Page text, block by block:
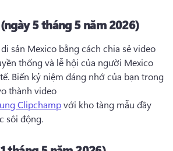
5 tháng 5 năm 2026)
sản Mexico bằng cách chia sẻ video
thống và lễ hội của người Mexico
Biến kỷ niệm đáng nhớ của bạn trong
thành video
Clipchamp với kho tàng mẫu đầy
sôi động.